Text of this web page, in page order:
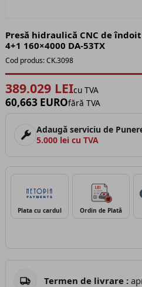
Presă hidraulică CNC de îndoit
4+1 160×4000 DA-53TX
Cod produs:CK.3098
389.029 LEIcu TVA
60,663 EUROfără TVA
Adaugă serviciu de
5.000 lei cu TVA
Plata cu cardul Ordin de Plată
Termen de livrare :